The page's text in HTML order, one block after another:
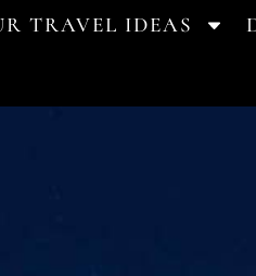
TRAVEL IDEAS